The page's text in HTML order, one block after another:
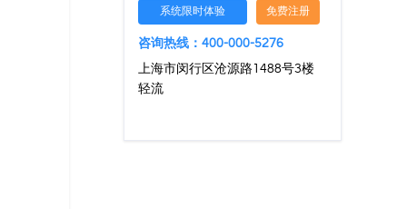
系统限时体验 免费注册
咨询热线：400-000-5276
上海市闵行区沧源路1488号3楼
轻流